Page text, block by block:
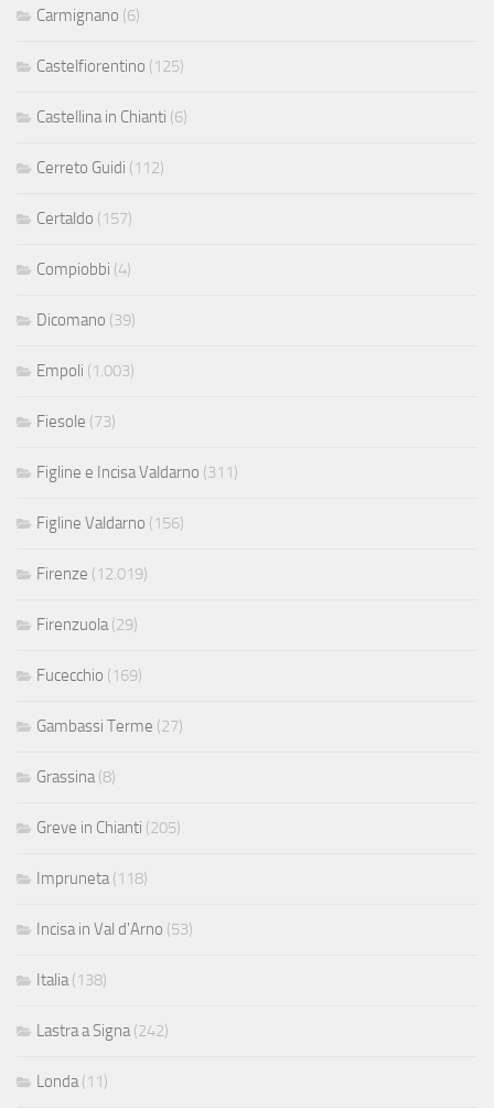
Carmignano (6)
Castelfiorentino (125)
Castellina in Chianti (6)
Cerreto Guidi (112)
Certaldo (157)
Compiobbi (4)
Dicomano (39)
Empoli (1.003)
Fiesole (73)
Figline e Incisa Valdarno (311)
Figline Valdarno (156)
Firenze (12.019)
Firenzuola(29)
Fucecchio (169)
Gambassi Terme (27)
Grassina(8)
Greve in Chianti (205)
Impruneta(118)
Incisa in Val d'Arno (53)
Italia(138)
Lastra a Signa(242)
Londa(11)